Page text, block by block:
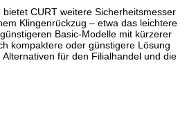
CURT weitere Sicherheitsmesser
Klingenrückzug – etwa das leichtere
Basic-Modelle mit kürzerer
kompaktere oder günstigere Lösung
für den Filialhandel und die